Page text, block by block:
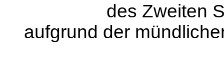
des Zweiten
aufgrund der